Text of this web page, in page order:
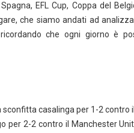
EFL Cup, Coppa del
che siamo andati ad
ricordando che ogni giorno è
casalinga per 1-2 contro
per 2-2 contro il Manchester